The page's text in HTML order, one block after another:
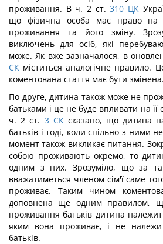
проживання. В ч. 2 ст. 310 ЦК
що фізична особа має право на
проживання та його зміну.
виключень для осіб, які
може. Як вже зазначалося, в
СК міститься аналогічне правило.
коментована стаття має бути змінена.
По-друге, дитина також може не
батьками і це не буде впливати на
ч. 2 ст. 3 СКсказано, що дитина
батьків і тоді, коли спільно з ними
момент також викликає питання.
собою проживають окремо, то
одним з них. Зрозуміло, що за
вважатиметься членом сім'ї саме
проживає. Таким чином
доповнена ще одним правилом,
проживання батьків дитина
яким вона проживає, і не
батьків.